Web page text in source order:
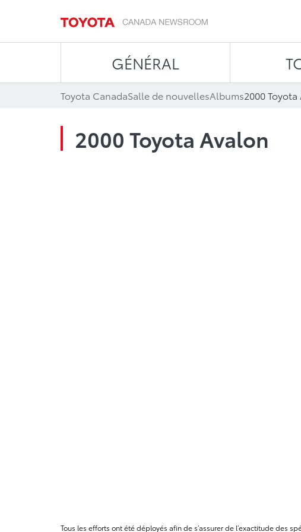
GÉNÉRAL
Toyota CanadaSalle de nouvellesAlbums2000
2000 Toyota Avalon
Tous les efforts ont été déployés afin de s’assurer de l’exactitude des